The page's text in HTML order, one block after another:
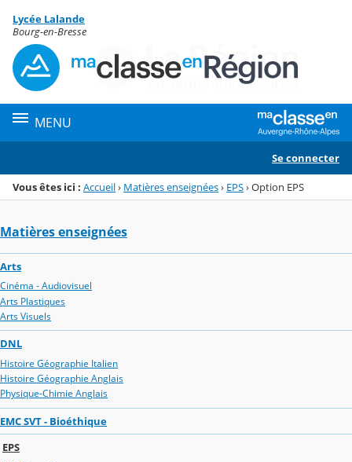
Menu de la rubrique
Contenu
Lycée Lalande
Bourg-en-Bresse
MENU
Se connecter
Vous êtes ici : Accueil› Matières enseignées› EPS›Option EPS
Matières enseignées
Arts
Cinéma - Audiovisuel
Arts Plastiques
Arts Visuels
DNL
Histoire Géographie Italien
Histoire Géographie Anglais
Physique-Chimie Anglais
EMC SVT - Bioéthique
EPS